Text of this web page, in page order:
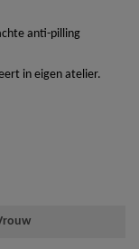
anti-pilling
in eigen atelier.